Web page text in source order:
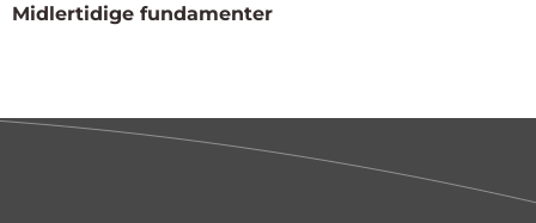
Midlertidige fundamenter